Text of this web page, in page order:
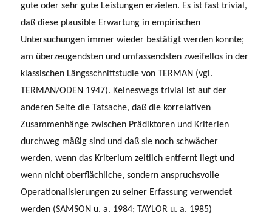
gute oder sehr gute Leistungen erzielen. Es ist fast trivial,
daß diese plausible Erwartung in empirischen
Untersuchungen immer wieder bestätigt werden konnte;
am überzeugendsten und umfassendsten zweifellos in der
klassischen Längsschnittstudie von TERMAN (vgl.
TERMAN/ODEN 1947). Keineswegs trivial ist auf der
anderen Seite die Tatsache, daß die korrelativen
Zusammenhänge zwischen Prädiktoren und Kriterien
durchweg mäßig sind und daß sie noch schwächer
werden, wenn das Kriterium zeitlich entfernt liegt und
wenn nicht oberflächliche, sondern anspruchsvolle
Operationalisierungen zu seiner Erfassung verwendet
werden (SAMSON u. a. 1984; TAYLOR u. a. 1985)